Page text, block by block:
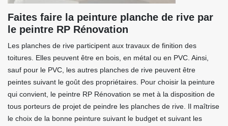
Faites faire la peinture planche de rive par
le peintre RP Rénovation
Les planches de rive participent aux travaux de finition des
toitures. Elles peuvent être en bois, en métal ou en PVC. Ainsi,
sauf pour le PVC, les autres planches de rive peuvent être
peintes suivant le goût des propriétaires. Pour choisir la peinture
qui convient, le peintre RP Rénovation se met à la disposition de
tous porteurs de projet de peindre les planches de rive. Il maîtrise
le choix de la bonne peinture suivant le budget et suivant les